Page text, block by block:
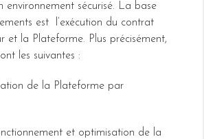
environnement sécurisé. La base
est l’exécution du contrat
et la Plateforme. Plus précisément,
les suivantes :
de la Plateforme par
et optimisation de la